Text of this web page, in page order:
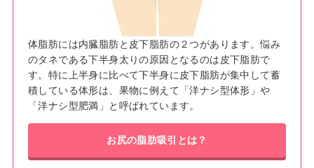
体脂肪には内臓脂肪と皮下脂肪の２つがあります。悩み
のタネである下半身太りの原因となるのは皮下脂肪で
す。特に上半身に比べて下半身に皮下脂肪が集中して蓄
積している体形は、果物に例えて「洋ナシ型体形」や
「洋ナシ型肥満」と呼ばれています。
お尻の脂肪吸引とは？